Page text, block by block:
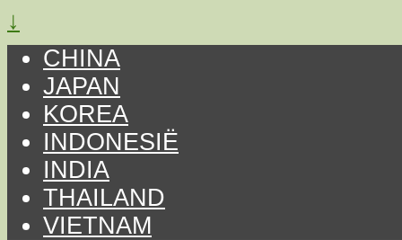
↓
CHINA
JAPAN
KOREA
INDONESIË
INDIA
THAILAND
VIETNAM